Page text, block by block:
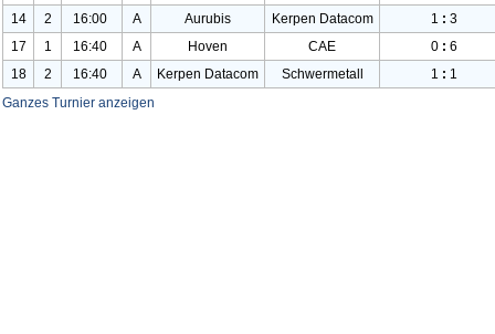
14
2 16:00 A Aurubis Kerpen Datacom 1 : 3
17
1 16:40 A Hoven CAE 0 : 6
18
2 16:40 A Kerpen Datacom Schwermetall 1 : 1
Ganzes Turnier anzeigen